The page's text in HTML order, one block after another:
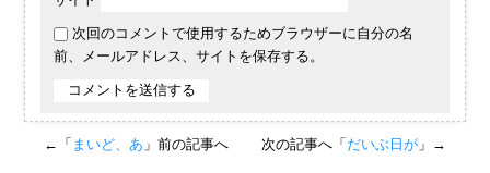
次回のコメントで使用するためブラウザーに自分の名
前、メールアドレス、サイトを保存する。
←「 まいど、あ 」前の記事へ 次の記事へ「だいぶ日が 」→